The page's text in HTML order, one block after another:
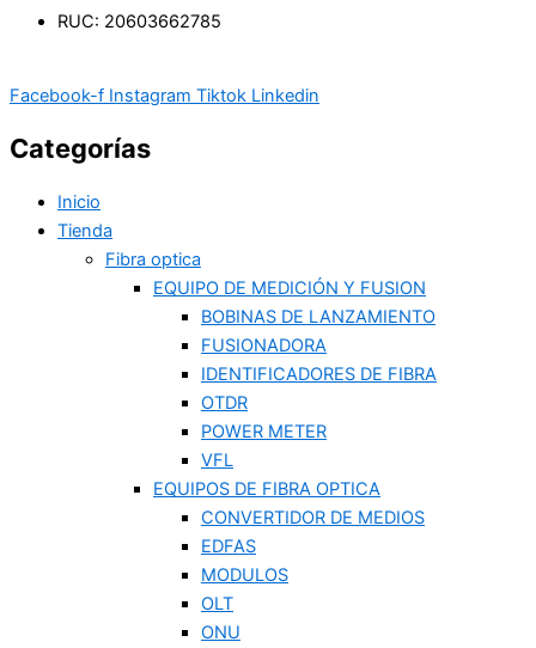
RUC: 20603662785
Facebook-f Instagram Tiktok Linkedin
Categorías
Inicio
Tienda
Fibra optica
EQUIPO DE MEDICIÓN Y FUSION
BOBINAS DE LANZAMIENTO
FUSIONADORA
IDENTIFICADORES DE FIBRA
OTDR
POWER METER
VFL
EQUIPOS DE FIBRA OPTICA
CONVERTIDOR DE MEDIOS
EDFAS
MODULOS
OLT
ONU